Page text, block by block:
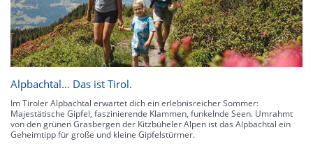
Alpbachtal… Das ist Tirol.
Im Tiroler Alpbachtal erwartet dich ein erlebnisreicher Sommer:
Majestätische Gipfel, faszinierende Klammen, funkelnde Seen. Umrahmt
von den grünen Grasbergen der Kitzbüheler Alpen ist das Alpbachtal ein
Geheimtipp für große und kleine Gipfelstürmer.